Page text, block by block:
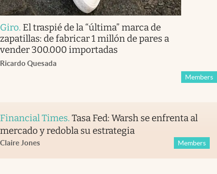
Giro. El traspié de la “última” marca de
zapatillas: de fabricar 1 millón de pares a
vender 300.000 importadas
Ricardo Quesada
Members
Financial Times. Tasa Fed: Warsh se enfrenta al
mercado y redobla su estrategia
Claire Jones Members